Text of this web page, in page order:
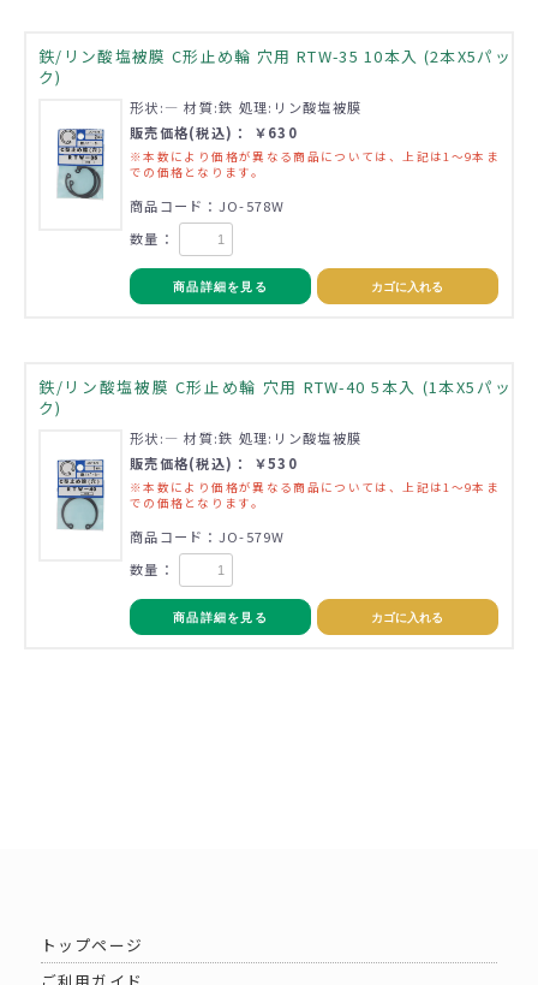
鉄/リン酸塩被膜 C形止め輪 穴用 RTW-35 10本入 (2本X5パッ
ク)
形状:― 材質:鉄 処理:リン酸塩被膜
販売価格(税込)： ￥630
※本数により価格が異なる商品については、上記は1～9本ま
での価格となります。
商品コード：JO-578W
数量：
商品詳細を見る カゴに入れる
鉄/リン酸塩被膜 C形止め輪 穴用 RTW-40 5本入 (1本X5パッ
ク)
形状:― 材質:鉄 処理:リン酸塩被膜
販売価格(税込)： ￥530
※本数により価格が異なる商品については、上記は1～9本ま
での価格となります。
商品コード：JO-579W
数量：
商品詳細を見る カゴに入れる
トップページ